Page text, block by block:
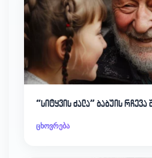
“სიტყვის ძალა” ბაბუის რჩევა
ცხოვრება